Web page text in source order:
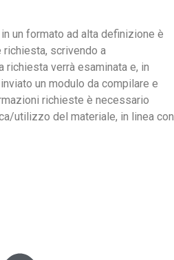
un formato ad alta definizione è
scrivendo a
richiesta verrà esaminata e, in
un modulo da compilare e
richieste è necessario
utilizzo del materiale, in linea con